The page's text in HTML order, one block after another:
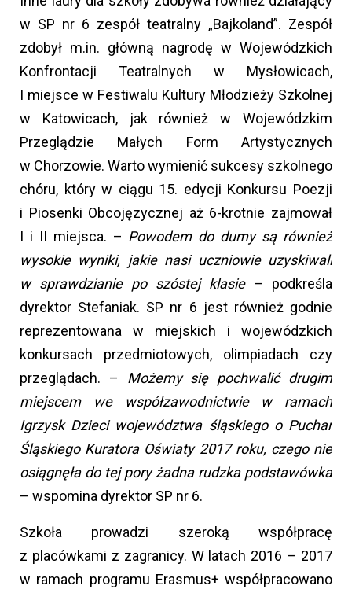
w SP nr 6 zespół teatralny „Bajkoland”. Zespół
zdobył m.in. główną nagrodę w Wojewódzkich
Konfrontacji Teatralnych w Mysłowicach,
I miejsce w Festiwalu Kultury Młodzieży Szkolnej
w Katowicach, jak również w Wojewódzkim
Przeglądzie Małych Form Artystycznych
w Chorzowie. Warto wymienić sukcesy szkolnego
chóru, który w ciągu 15. edycji Konkursu Poezji
i Piosenki Obcojęzycznej aż 6-krotnie zajmował
I i II miejsca. – Powodem do dumy są również
wysokie wyniki, jakie nasi uczniowie uzyskiwali
w sprawdzianie po szóstej klasie– podkreśla
dyrektor Stefaniak. SP nr 6 jest również godnie
reprezentowana w miejskich i wojewódzkich
konkursach przedmiotowych, olimpiadach czy
przeglądach. – Możemy się pochwalić drugim
miejscem we współzawodnictwie w ramach
Igrzysk Dzieci województwa śląskiego o Puchar
Śląskiego Kuratora Oświaty 2017 roku, czego nie
osiągnęła do tej pory żadna rudzka podstawówka
– wspomina dyrektor SP nr 6.
Szkoła prowadzi szeroką współpracę
z placówkami z zagranicy. W latach 2016 – 2017
w ramach programu Erasmus+ współpracowano